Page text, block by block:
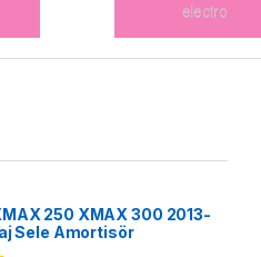
250 XMAX 300 2013-
Sele Amortisör